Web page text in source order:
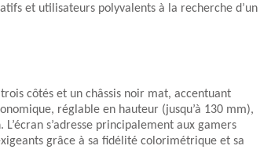
et utilisateurs polyvalents à la recherche d’un
côtés et un châssis noir mat, accentuant
réglable en hauteur (jusqu’à 130 mm),
s’adresse principalement aux gamers
grâce à sa fidélité colorimétrique et sa